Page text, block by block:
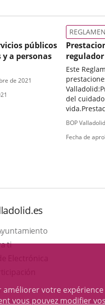
améliorer votre
vous pouvez modifier
públicos
a personas
de 2021
regulador
Este
del
Tipo
de
Referencia
BOP Valladolid
Fecha de
ti
una
aplicación